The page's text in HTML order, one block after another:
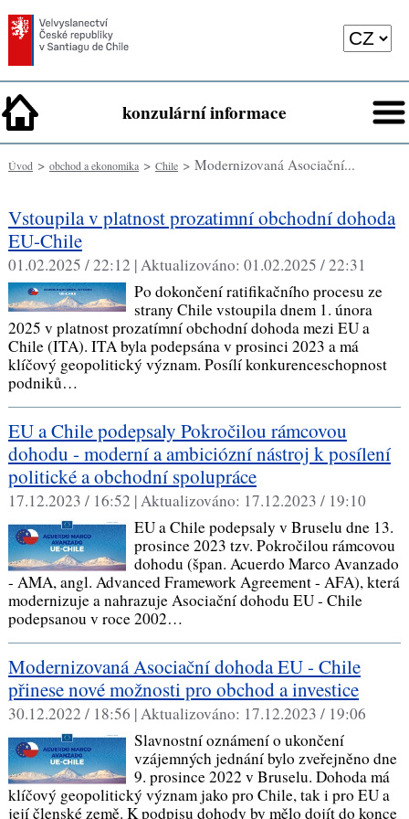
konzulární informace
Úvod> obchod a ekonomika> Chile> Modernizovaná Asociační...
Vstoupila v platnost prozatimní obchodní dohoda
EU-Chile
01.02.2025 / 22:12 |Aktualizováno: 01.02.2025 / 22:31
Po dokončení ratifikačního procesu ze
strany Chile vstoupila dnem 1. února
2025 v platnost prozatímní obchodní dohoda mezi EU a
Chile (ITA). ITA byla podepsána v prosinci 2023 a má
klíčový geopolitický význam. Posílí konkurenceschopnost
podniků…
EU a Chile podepsaly Pokročilou rámcovou
dohodu - moderní a ambiciózní nástroj k posílení
politické a obchodní spolupráce
17.12.2023 / 16:52 |Aktualizováno: 17.12.2023 / 19:10
EU a Chile podepsaly v Bruselu dne 13.
prosince 2023 tzv. Pokročilou rámcovou
dohodu (špan. Acuerdo Marco Avanzado
- AMA, angl. Advanced Framework Agreement - AFA), která
modernizuje a nahrazuje Asociační dohodu EU - Chile
podepsanou v roce 2002…
Modernizovaná Asociační dohoda EU - Chile
přinese nové možnosti pro obchod a investice
30.12.2022 / 18:56 |Aktualizováno: 17.12.2023 / 19:06
Slavnostní oznámení o ukončení
vzájemných jednání bylo zveřejněno dne
9. prosince 2022 v Bruselu. Dohoda má
klíčový geopolitický význam jako pro Chile, tak i pro EU a
její členské země. K podpisu dohody by mělo dojít do konce